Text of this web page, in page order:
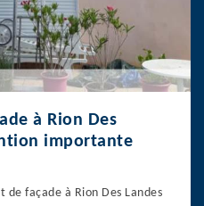
à Rion Des
importante
façade à Rion Des Landes